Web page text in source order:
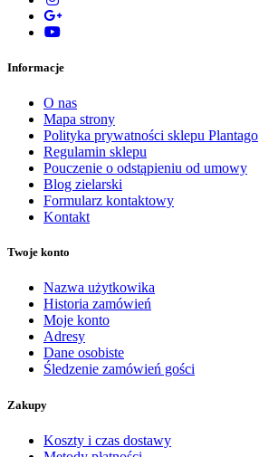
Informacje
O nas
Mapa strony
Polityka prywatności sklepu Plantago
Regulamin sklepu
Pouczenie o odstąpieniu od umowy
Blog zielarski
Formularz kontaktowy
Kontakt
Twoje konto
Nazwa użytkowika
Historia zamówień
Moje konto
Adresy
Dane osobiste
Śledzenie zamówień gości
Zakupy
Koszty i czas dostawy